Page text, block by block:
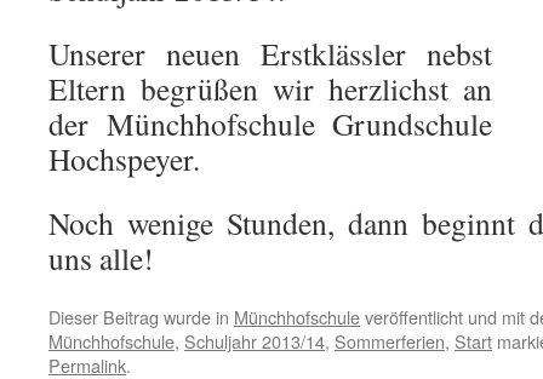
Unserer neuen Erstklässler nebst
Eltern begrüßen wir herzlichst an
der Münchhofschule Grundschule
Hochspeyer.
Noch wenige Stunden, dann beginnt
uns alle!
Dieser Beitrag wurde in Münchhofschuleveröffentlicht und mit
Münchhofschule, Schuljahr 2013/14, Sommerferien, Start
Permalink.